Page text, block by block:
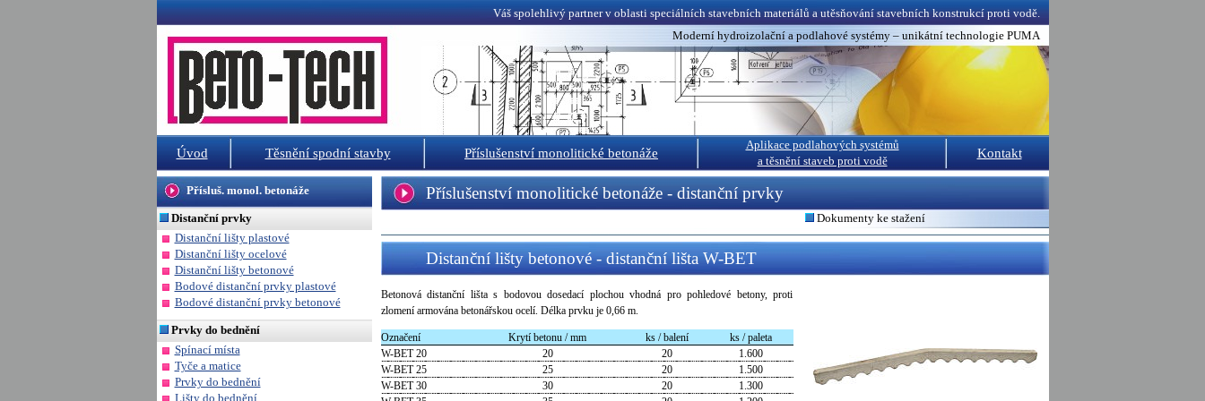
Váš spolehlivý partner v oblasti speciálních stavebních materiálů a utěsňování stavebních konstrukcí proti vodě.
Moderní hydroizolační a podlahové systémy – unikátní technologie PUMA
Úvod Těsnění spodní stavby Příslušenství monolitické betonáže
Aplikace podlahových systémů
a těsnění staveb proti vodě
Kontakt
Přísluš. monol. betonáže
Distanční prvky
Distanční lišty plastové
Distanční lišty ocelové
Distanční lišty betonové
Bodové distanční prvky plastové
Bodové distanční prvky betonové
Prvky do bednění
Spínací místa
Tyče a matice
Prvky do bednění
Lišty do bednění
Příslušenství monolitické betonáže - distanční prvky
Dokumenty ke stažení
Distanční lišty betonové - distanční lišta W-BET
Betonová distanční lišta s bodovou dosedací plochou vhodná pro pohledové betony, proti
zlomení armována betonářskou ocelí. Délka prvku je 0,66 m.
Označení Krytí betonu / mm ks / balení
ks / paleta
W-BET 20
20 20
1.600
W-BET 25
25 20
1.500
W-BET 30
30 20
1.300